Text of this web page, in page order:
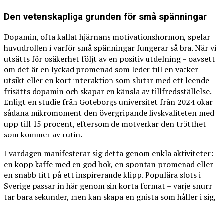
Den vetenskapliga grunden för små spänningar
Dopamin, ofta kallat hjärnans motivationshormon, spelar
huvudrollen i varför små spänningar fungerar så bra. När vi
utsätts för osäkerhet följt av en positiv utdelning – oavsett
om det är en lyckad promenad som leder till en vacker
utsikt eller en kort interaktion som slutar med ett leende –
frisätts dopamin och skapar en känsla av tillfredsställelse.
Enligt en studie från Göteborgs universitet från 2024 ökar
sådana mikromoment den övergripande livskvaliteten med
upp till 15 procent, eftersom de motverkar den trötthet
som kommer av rutin.
I vardagen manifesterar sig detta genom enkla aktiviteter:
en kopp kaffe med en god bok, en spontan promenad eller
en snabb titt på ett inspirerande klipp. Populära slots i
Sverige passar in här genom sin korta format – varje snurr
tar bara sekunder, men kan skapa en gnista som håller i sig,